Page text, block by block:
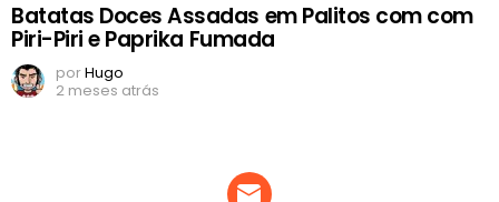
Batatas Doces Assadas em Palitos com com
Piri-Piri e Paprika Fumada
porHugo
2 meses atrás